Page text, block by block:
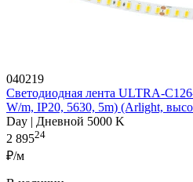
040219
Светодиодная лента ULTRA-
W/m, IP20, 5630, 5m) (Arlight,
Day | Дневной 5000 K
2 89524
₽/м